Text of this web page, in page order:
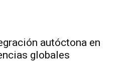
autóctona en
globales